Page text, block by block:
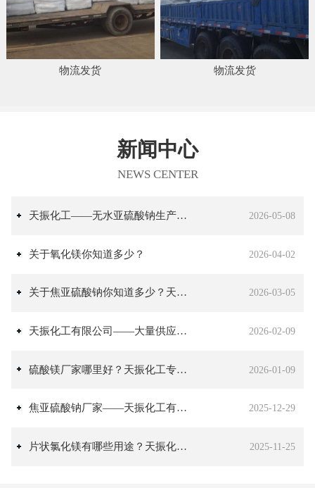
物流发货 物流发货
新闻中心
NEWS CENTER
天振化工——无水亚硫酸钠生产厂家 2026-05-08
关于氧化镁你知道多少？ 2026-04-02
关于焦亚硫酸钠你知道多少？天振化工专业生产焦亚硫酸钠 2026-03-05
天振化工有限公司——大量供应氯化钙 2026-02-09
硫酸镁厂家哪里好？天振化工专业生产硫酸镁 2026-01-09
焦亚硫酸钠厂家——天振化工有限公司 2025-12-29
片状氯化镁有哪些用途？天振化工有限公司常年生产氯化镁 2025-11-25